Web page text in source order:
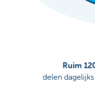
Ruim
delen